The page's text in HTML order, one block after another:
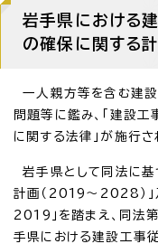
岩手県における
の確保に関する
一人親方等を含む建
問題等に鑑み、「建設
に関する法律」が施行さ
岩手県として同法に基
計画（2019～2028）」
2019」を踏まえ、同法
手県における建設工事